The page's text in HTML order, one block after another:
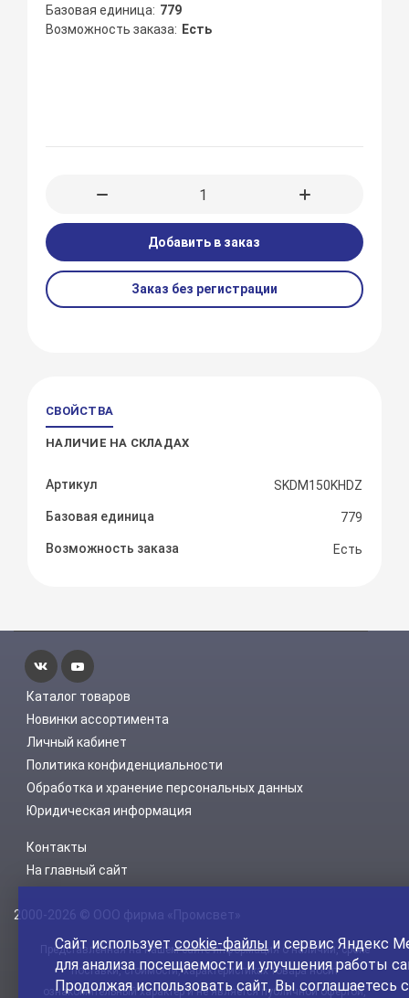
Базовая единица 779
Возможность заказа
Есть
Добавить в заказ
Заказ без регистрации
СВОЙСТВА
НАЛИЧИЕ НА СКЛАДАХ
Артикул SKDM150KHDZ
Базовая единица 779
Возможность заказа Есть
Каталог товаров
Новинки ассортимента
Личный кабинет
Политика конфиденциальности
Обработка и хранение персональных данных
Юридическая информация
Контакты
На главный сайт
2000-2026 © ООО фирма «Промсвет»
Представленная на нашем сайте информация о наличии, сроке
поставки, стоимости, характеристиках товара носит
ознакомительный характер и не является публичной офертой,
Сайт используетcookie-файлы и сервис Яндекс
для анализа посещаемости и улучшения работы
Продолжая использовать сайт, Вы соглашаетесь